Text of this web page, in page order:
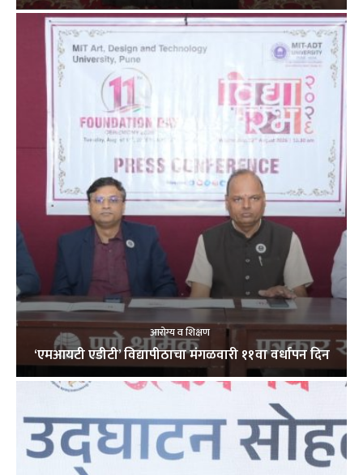
आरोग्य व शिक्षण
‘एमआयटी एडीटी’ विद्यापीठाचा मंगळवारी ११वा वर्धापन दिन